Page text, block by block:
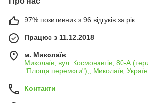
97% позитивних з 96 відгуків за рік
Працює з 11.12.2018
м. Миколаїв
Миколаїв, вул. Космонавтів, 80-А
"Площа перемоги"),, Миколаїв,
Контакти